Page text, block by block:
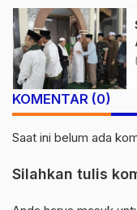
KOMENTAR (0)
Saat ini belum ada
Silahkan tulis